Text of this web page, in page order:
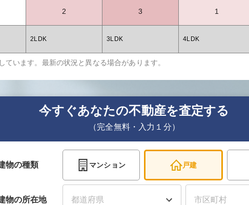
2 3 1
2LDK 3LDK 4LDK
います。最新の状況と異なる場合があります。
今すぐあなたの不動産を査定する
（完全無料・入力１分）
物の種類 マンション 戸建
物の所在地